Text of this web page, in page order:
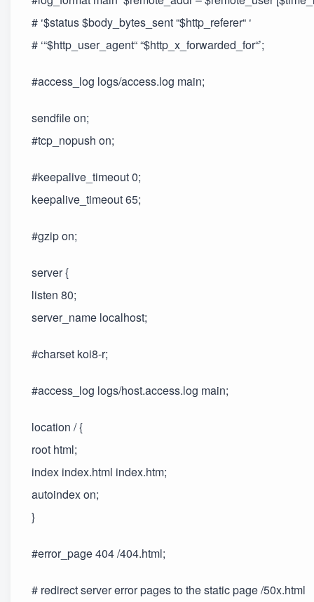
# ‘$status $body_bytes_sent “$http_referer“ ‘
# ‘“$http_user_agent“ “$http_x_forwarded_for“’;
#access_log logs/access.log main;
sendfile on;
#tcp_nopush on;
#keepalive_timeout 0;
keepalive_timeout 65;
#gzip on;
server {
listen 80;
server_name localhost;
#charset koi8-r;
#access_log logs/host.access.log main;
location / {
root html;
index index.html index.htm;
autoindex on;
}
#error_page 404 /404.html;
# redirect server error pages to the static page /50x.html